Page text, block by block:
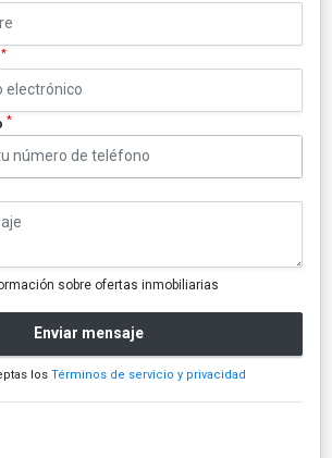
*
*
sobre ofertas inmobiliarias
Enviar mensaje
los Términos de servicio y privacidad